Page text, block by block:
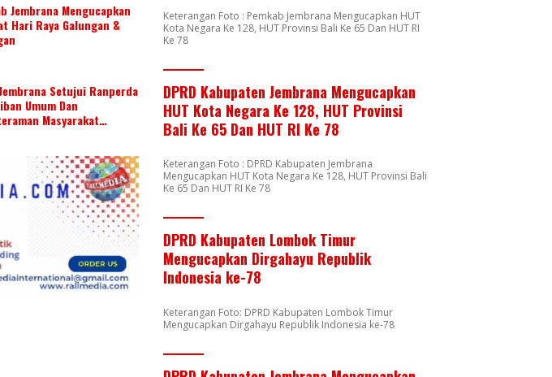
Jembrana Mengucapkan
Hari Raya Galungan &
Setujui Ranperda
Umum Dan
Masyarakat
Keterangan Foto : Pemkab Jembrana Mengucapkan HUT
Kota Negara Ke 128, HUT Provinsi Bali Ke 65 Dan HUT RI
Ke 78
DPRD Kabupaten Jembrana Mengucapkan
HUT Kota Negara Ke 128, HUT Provinsi
Bali Ke 65 Dan HUT RI Ke 78
Keterangan Foto : DPRD Kabupaten Jembrana
Mengucapkan HUT Kota Negara Ke 128, HUT Provinsi Bali
Ke 65 Dan HUT RI Ke 78
DPRD Kabupaten Lombok Timur
Mengucapkan Dirgahayu Republik
Indonesia ke-78
Keterangan Foto: DPRD Kabupaten Lombok Timur
Mengucapkan Dirgahayu Republik Indonesia ke-78